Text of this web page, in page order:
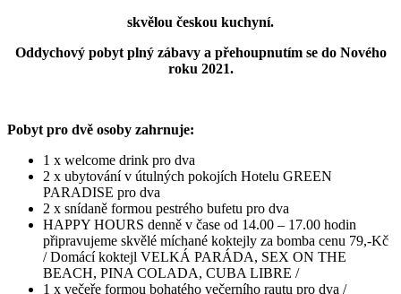
skvělou českou kuchyní.
Oddychový pobyt plný zábavy a přehoupnutím se do Nového
roku 2021.
Pobyt pro dvě osoby zahrnuje:
1 x welcome drink pro dva
2 x ubytování v útulných pokojích Hotelu GREEN
PARADISE pro dva
2 x snídaně formou pestrého bufetu pro dva
HAPPY HOURS denně v čase od 14.00 – 17.00 hodin
připravujeme skvělé míchané koktejly za bomba cenu 79,-Kč
/ Domácí koktejl VELKÁ PARÁDA, SEX ON THE
BEACH, PINA COLADA, CUBA LIBRE /
1 x večeře formou bohatého večerního rautu pro dva /